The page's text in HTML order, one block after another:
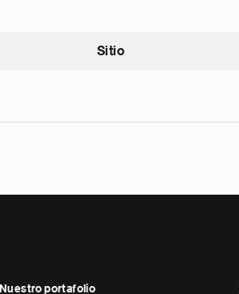
Sitio
Nuestro portafolio